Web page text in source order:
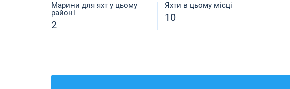
Марини для яхт у цьому
районі
2
Яхти в цьому місці
10